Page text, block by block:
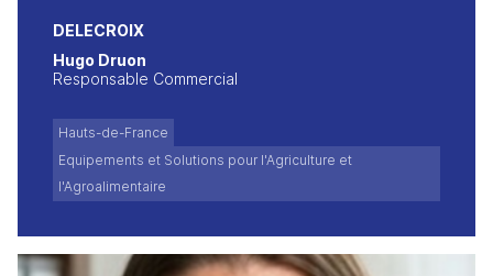
DELECROIX
Hugo Druon
Responsable Commercial
Hauts-de-France
Equipements et Solutions pour l'Agriculture et
l'Agroalimentaire